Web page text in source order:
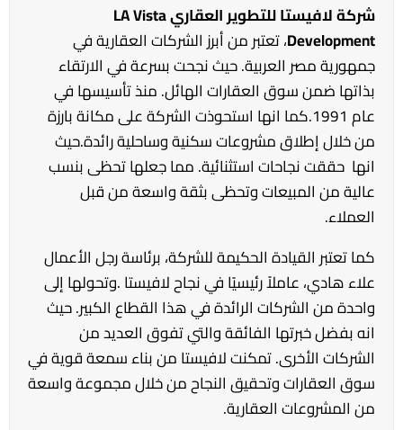
شركة لافيستا للتطوير العقاري LA Vista
Development، تعتبر من أبرز الشركات العقارية في
جمهورية مصر العربية. حيث نجحت بسرعة في الارتقاء
بذاتها ضمن سوق العقارات الهائل. منذ تأسيسها في
عام 1991.كما انها استحوذت الشركة على مكانة بارزة
من خلال إطلاق مشروعات سكنية وساحلية رائدة.حيث
انها حققت نجاحات استثنائية. مما جعلها تحظى بنسب
عالية من المبيعات وتحظى بثقة واسعة من قبل
العملاء.
كما تعتبر القيادة الحكيمة للشركة، برئاسة رجل الأعمال
علاء هادي، عاملاً رئيسيًا في نجاح لافيستا .وتحولها إلى
واحدة من الشركات الرائدة في هذا القطاع الكبير. حيث
انه بفضل خبرتها الفائقة والتي تفوق العديد من
الشركات الأخرى. تمكنت لافيستا من بناء سمعة قوية في
سوق العقارات وتحقيق النجاح من خلال مجموعة واسعة
من المشروعات العقارية.